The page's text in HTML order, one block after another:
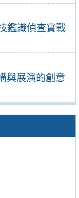
鑑識偵查實戰
與展演的創意